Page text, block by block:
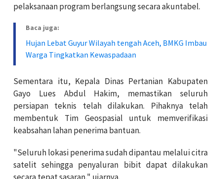
pelaksanaan program berlangsung secara akuntabel.
Baca juga:
Hujan Lebat Guyur Wilayah tengah Aceh, BMKG Imbau
Warga Tingkatkan Kewaspadaan
Sementara itu, Kepala Dinas Pertanian Kabupaten
Gayo Lues Abdul Hakim, memastikan seluruh
persiapan teknis telah dilakukan. Pihaknya telah
membentuk Tim Geospasial untuk memverifikasi
keabsahan lahan penerima bantuan.
"Seluruh lokasi penerima sudah dipantau melalui citra
satelit sehingga penyaluran bibit dapat dilakukan
secara tepat sasaran," ujarnya.